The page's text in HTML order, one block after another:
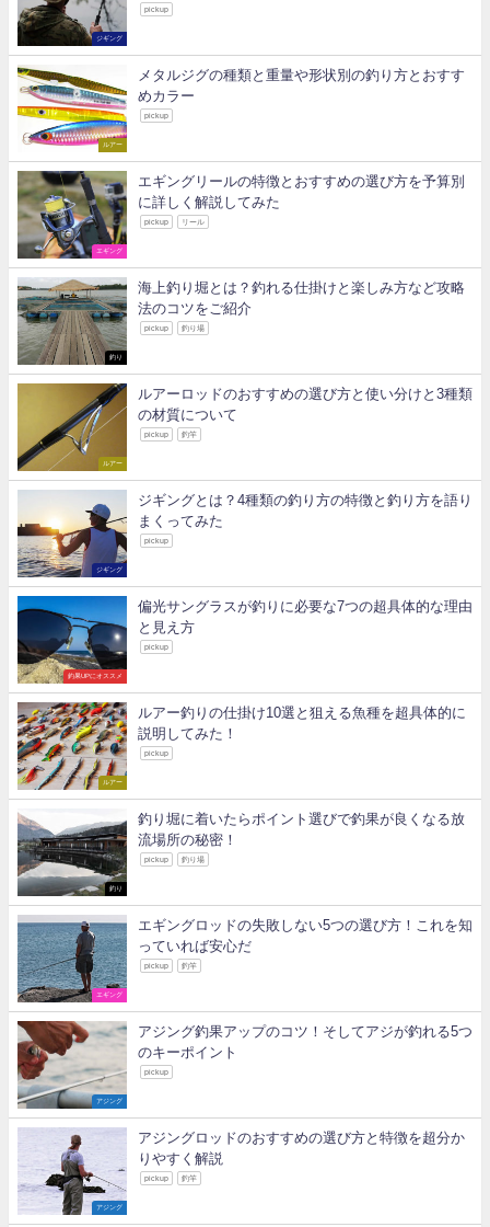
ジギング
pickup
ルアー
メタルジグの種類と重量や形状別の釣り方とおすす
めカラー
pickup
エギング
エギングリールの特徴とおすすめの選び方を予算別
に詳しく解説してみた
pickup リール
釣り
海上釣り堀とは？釣れる仕掛けと楽しみ方など攻略
法のコツをご紹介
pickup 釣り場
ルアー
ルアーロッドのおすすめの選び方と使い分けと3種類
の材質について
pickup 釣竿
ジギング
ジギングとは？4種類の釣り方の特徴と釣り方を語り
まくってみた
pickup
釣果UPにオススメ
偏光サングラスが釣りに必要な7つの超具体的な理由
と見え方
pickup
ルアー
ルアー釣りの仕掛け10選と狙える魚種を超具体的に
説明してみた！
pickup
釣り
釣り堀に着いたらポイント選びで釣果が良くなる放
流場所の秘密！
pickup 釣り場
エギング
エギングロッドの失敗しない5つの選び方！これを知
っていれば安心だ
pickup 釣竿
アジング
アジング釣果アップのコツ！そしてアジが釣れる5つ
のキーポイント
pickup
アジング
アジングロッドのおすすめの選び方と特徴を超分か
りやすく解説
pickup 釣竿